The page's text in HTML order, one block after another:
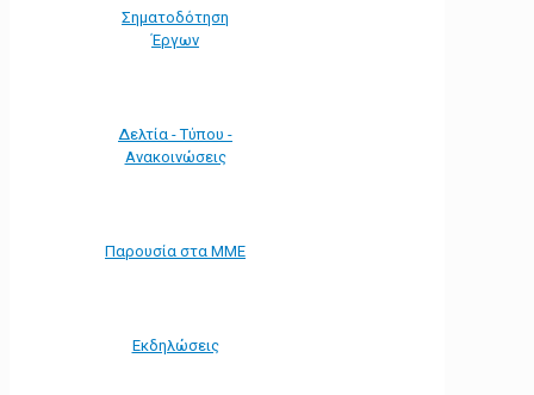
Σηματοδότηση
Έργων
Δελτία - Τύπου -
Ανακοινώσεις
Παρουσία στα ΜΜΕ
Εκδηλώσεις